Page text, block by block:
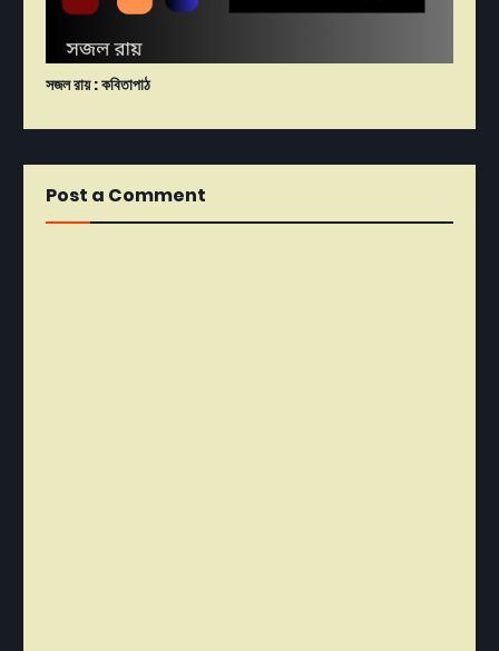
সজল রায় : কবিতাপাঠ
Post a Comment